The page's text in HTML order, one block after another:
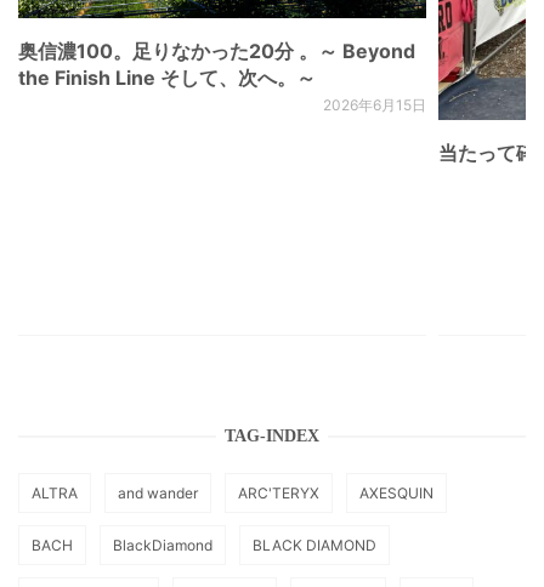
奥信濃100。足りなかった20分 。～ Beyond
the Finish Line そして、次へ。～
2026年6月15日
当たって砕
TAG-INDEX
ALTRA and wander ARC'TERYX AXESQUIN
BACH BlackDiamond BLACK DIAMOND